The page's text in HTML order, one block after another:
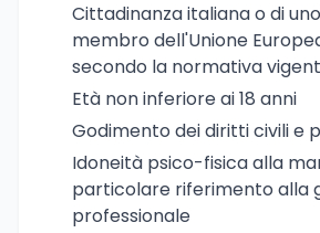
Cittadinanza italiana o di
membro dell'Unione
secondo la normativa
Età non inferiore ai 18 anni
Godimento dei diritti civili e
Idoneità psico-fisica alla
particolare riferimento alla
professionale